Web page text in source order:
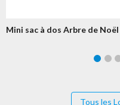
Mini sac à dos Arbre de Noël
Tous les